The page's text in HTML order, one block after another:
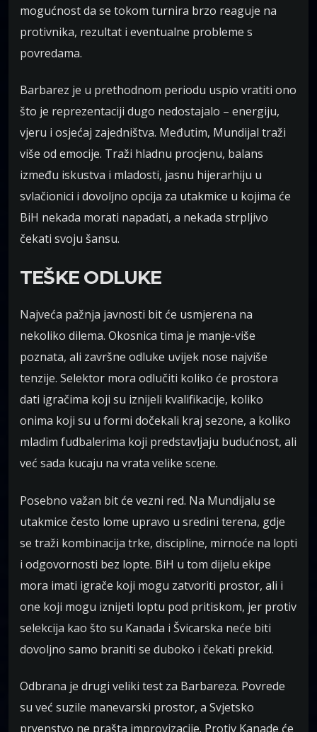
mogućnost da se tokom turnira brzo reaguje na
protivnika, rezultat i eventualne probleme s
povredama.
Barbarez je u prethodnom periodu uspio vratiti ono
što je reprezentaciji dugo nedostajalo – energiju,
vjeru i osjećaj zajedništva. Međutim, Mundijal traži
više od emocije. Traži hladnu procjenu, balans
između iskustva i mladosti, jasnu hijerarhiju u
svlačionici i dovoljno opcija za utakmice u kojima će
BiH nekada morati napadati, a nekada strpljivo
čekati svoju šansu.
TEŠKE ODLUKE
Najveća pažnja javnosti bit će usmjerena na
nekoliko dilema. Okosnica tima je manje-više
poznata, ali završne odluke uvijek nose najviše
tenzije. Selektor mora odlučiti koliko će prostora
dati igračima koji su iznijeli kvalifikacije, koliko
onima koji su u formi dočekali kraj sezone, a koliko
mladim fudbalerima koji predstavljaju budućnost, ali
već sada kucaju na vrata velike scene.
Posebno važan bit će vezni red. Na Mundijalu se
utakmice često lome upravo u sredini terena, gdje
se traži kombinacija trke, discipline, mirnoće na lopti
i odgovornosti bez lopte. BiH u tom dijelu ekipe
mora imati igrače koji mogu zatvoriti prostor, ali i
one koji mogu iznijeti loptu pod pritiskom, jer protiv
selekcija kao što su Kanada i Švicarska neće biti
dovoljno samo braniti se duboko i čekati prekid.
Odbrana je drugi veliki test za Barbareza. Povrede
su već suzile manevarski prostor, a Svjetsko
prvenstvo ne prašta improvizacije. Protiv Kanade će